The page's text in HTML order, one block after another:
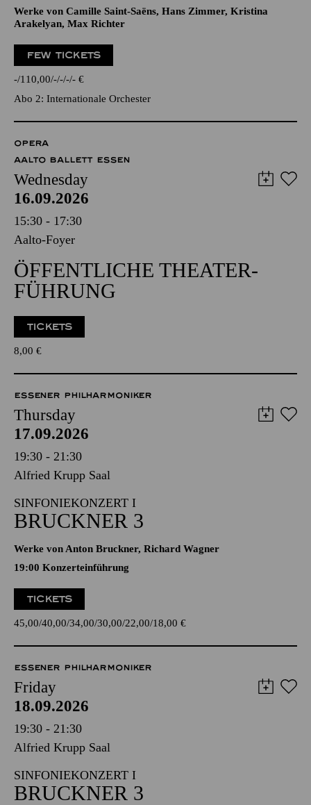
Werke von Camille Saint-Saëns, Hans Zimmer, Kristina
Arakelyan, Max Richter
FEW TICKETS
- 110,00 - - - - €
Abo 2: Internationale Orchester
OPERA
AALTO BALLETT ESSEN
Wednesday
16.09.2026
15:30 - 17:30
Aalto-Foyer
ÖFFENTLICHE THEATER­
FÜHRUNG
TICKETS
8,00 €
ESSENER PHILHARMONIKER
Thursday
17.09.2026
19:30 - 21:30
Alfried Krupp Saal
SINFONIEKONZERT I
BRUCKNER 3
Werke von Anton Bruckner, Richard Wagner
19:00 Konzerteinführung
TICKETS
45,00 40,00 34,00 30,00 22,00 18,00 €
ESSENER PHILHARMONIKER
Friday
18.09.2026
19:30 - 21:30
Alfried Krupp Saal
SINFONIEKONZERT I
BRUCKNER 3